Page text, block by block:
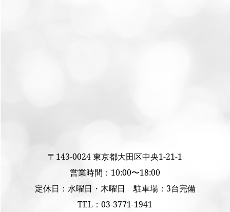
〒143-0024 東京都大田区中央1-21-1
営業時間：10:00〜18:00
定休日：水曜日・木曜日 駐車場：3台完備
TEL： 03-3771-1941